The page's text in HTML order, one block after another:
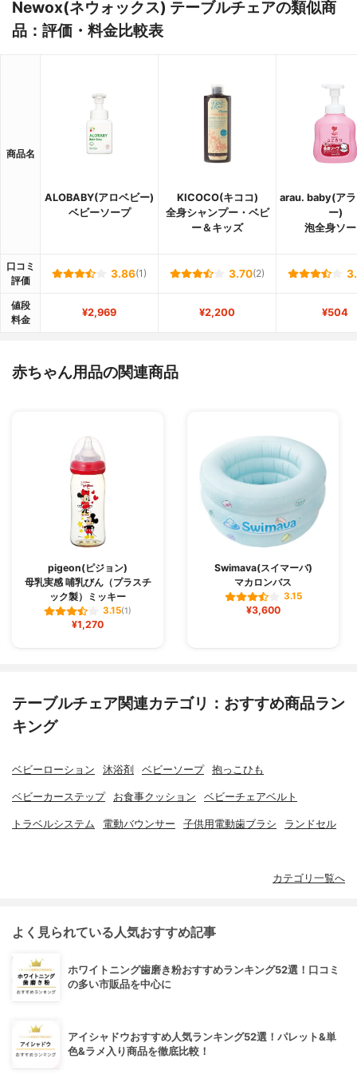
Newox(ネウォックス) テーブルチェアの類似商
品：評価・料金比較表
商品名
ALOBABY(アロベビー)
ベビーソープ
KICOCO(キココ)
全身シャンプー・ベビ
ー＆キッズ
arau. baby(ア
ー)
泡全身ソ
口コミ
評価
3.86(1) 3.70(2)
値段
料金
¥2,969 ¥2,200 ¥504
赤ちゃん用品の関連商品
pigeon(ピジョン)
母乳実感 哺乳びん（プラスチ
ック製）ミッキー
3.15(1)
¥1,270
Swimava(スイマーバ)
マカロンバス
3.15
¥3,600
テーブルチェア関連カテゴリ：おすすめ商品ラン
キング
ベビーローション 沐浴剤 ベビーソープ 抱っこひも
ベビーカーステップ お食事クッション ベビーチェアベルト
トラベルシステム 電動バウンサー 子供用電動歯ブラシ ランドセル
カテゴリ一覧へ
よく見られている人気おすすめ記事
ホワイトニング歯磨き粉おすすめランキング52選！口コミ
の多い市販品を中心に
アイシャドウおすすめ人気ランキング52選！パレット&単
色&ラメ入り商品を徹底比較！